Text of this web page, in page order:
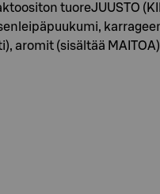
tuoreJUUSTO
aromit (sisältää